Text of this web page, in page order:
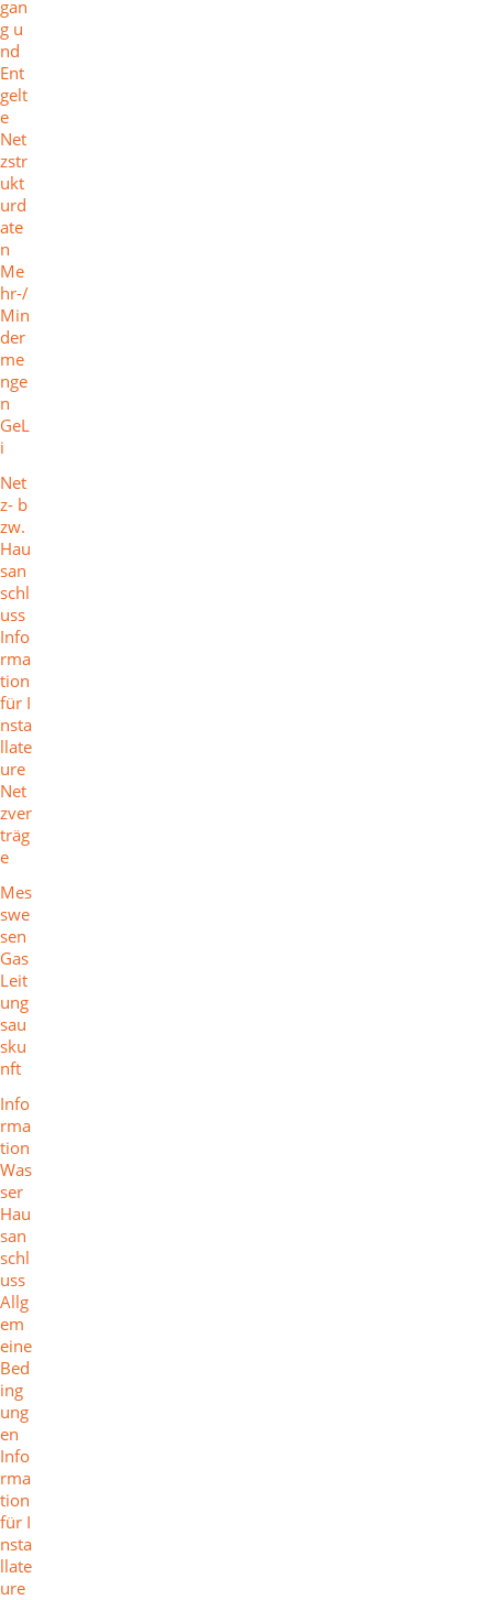
gan
g u
nd
Ent
gelt
e
Net
zstr
ukt
urd
ate
n
Me
hr-/
Min
der
me
nge
n
GeL
i
Net
z- b
zw.
Hau
san
schl
uss
Info
rma
tion
für I
nsta
llate
ure
Net
zver
träg
e
Mes
swe
sen
Gas
Leit
ung
sau
sku
nft
Info
rma
tion
Was
ser
Hau
san
schl
uss
Allg
em
eine
Bed
ing
ung
en
Info
rma
tion
für I
nsta
llate
ure